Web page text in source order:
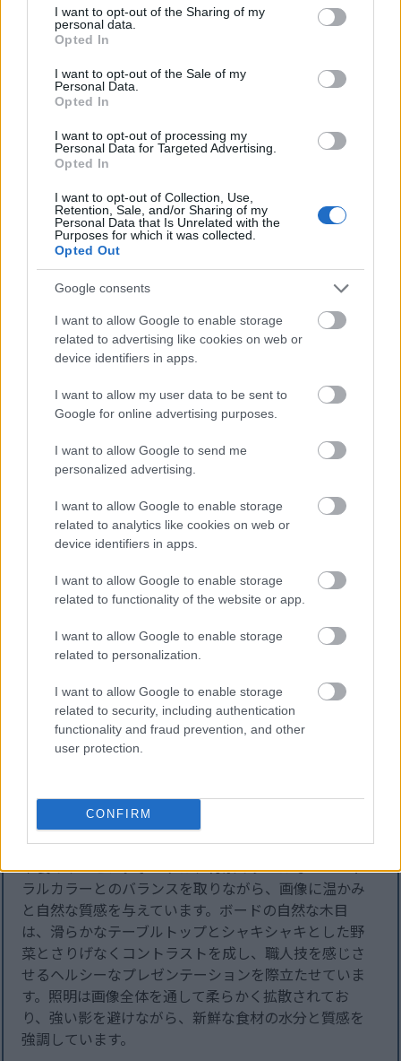
not limited to your visit or usage behaviour. You may click to
grant or deny consent to Google and its third-party tags to
use your data for below specified purposes in below Google
consent section.
I want to opt-out of the Sharing of my
personal data.
Opted In
I want to opt-out of the Sale of my
Personal Data.
Opted In
I want to opt-out of processing my
Personal Data for Targeted Advertising.
Opted In
I want to opt-out of Collection, Use,
Retention, Sale, and/or Sharing of my
Personal Data that Is Unrelated with the
Purposes for which it was collected.
Opted Out
Google consents
I want to allow Google to enable storage
related to advertising like cookies on web or
device identifiers in apps.
I want to allow my user data to be sent to
Google for online advertising purposes.
I want to allow Google to send me
personalized advertising.
I want to allow Google to enable storage
related to analytics like cookies on web or
device identifiers in apps.
I want to allow Google to enable storage
related to functionality of the website or app.
I want to allow Google to enable storage
related to personalization.
I want to allow Google to enable storage
related to security, including authentication
functionality and fraud prevention, and other
user protection.
CONFIRM
し出されています。新鮮で彩り豊かで健康的な食材
が、自然なラップの役割を果たすパリッとした緑のレ
然光で明るく照らされた画像は、食材の新鮮さと鮮や
かな質感を際立たせながら、清潔感のあるモダンな料
ップにシャープなピントを合わせ、背景を柔らかくぼ
かすことで、エレガントでプロフェッショナルな料理
レタスラップは木製のボードに斜めに並べられ、視覚
的にダイナミックな構図を作り出し、見る人の視線を
自然と手前から奥へと導きます。それぞれのラップに
は、健康的で彩り豊かな食材がたっぷりと詰め込まれ
ています。具材には、軽くカリッと焼き上げた黄金色
の豆腐、細かく刻んだ紫キャベツ、細切りのニンジ
ン、角切りにした赤ピーマン、クリーミーなアボカ
ド、スライスしたネギ、そして散らされたゴマが含ま
れています。これらの多彩な食材が鮮やかな緑のレタ
スの葉と印象的なコントラストを生み出し、新鮮さと
レタス自体はパリッとしていてみずみずしく、質感と
柔らかなひだが具材を自然に包み込んでいます。鮮や
かな緑色の葉は、画像全体の健康的で爽やかな印象を
与えています。具材は巧みに重ねられ、視覚的な奥行
きと豊かさを生み出し、軽やかで栄養価の高い、満足
感のあるラップに仕上がっています。ゴマ、刻んだハ
ーブ、つややかな野菜の表面といった細部へのこだわ
りが、リアリティと豊かな質感を添えています。
背景には、ややピントがずれた状態で、黒と白のゴマ
がトッピングされたクリーミーなディップソースの小
鉢が置かれている。このソースは、メインの食材から
注意をそらすことなく、温かみのある色合いと風味の
アクセントを加えている。近くに置かれたライムのく
ばったネギのスライスや野菜の切れ端は、自然な雰囲
気の料理写真に仕上がっている。
木製のサービングボードは、背景のクールなニュート
ラルカラーとのバランスを取りながら、画像に温かみ
と自然な質感を与えています。ボードの自然な木目
は、滑らかなテーブルトップとシャキシャキとした野
菜とさりげなくコントラストを成し、職人技を感じさ
せるヘルシーなプレゼンテーションを際立たせていま
す。照明は画像全体を通して柔らかく拡散されてお
り、強い影を避けながら、新鮮な食材の水分と質感を
強調しています。